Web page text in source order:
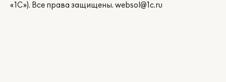
«1С»). Все права защищены. websol@1c.ru